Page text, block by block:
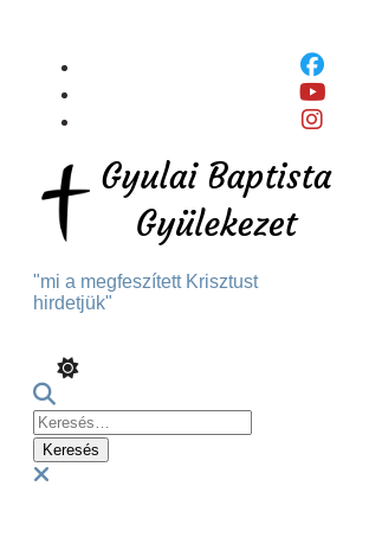
Content
"mi a megfeszített Krisztust
hirdetjük"
Keresés: